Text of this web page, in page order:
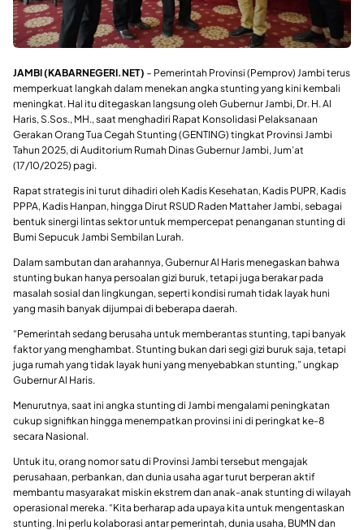
JAMBI (KABARNEGERI.NET) – Pemerintah Provinsi (Pemprov) Jambi terus
memperkuat langkah dalam menekan angka stunting yang kini kembali
meningkat. Hal itu ditegaskan langsung oleh Gubernur Jambi, Dr. H. Al
Haris, S.Sos., MH., saat menghadiri Rapat Konsolidasi Pelaksanaan
Gerakan Orang Tua Cegah Stunting (GENTING) tingkat Provinsi Jambi
Tahun 2025, di Auditorium Rumah Dinas Gubernur Jambi, Jum’at
(17/10/2025) pagi.
Rapat strategis ini turut dihadiri oleh Kadis Kesehatan, Kadis PUPR, Kadis
PPPA, Kadis Hanpan, hingga Dirut RSUD Raden Mattaher Jambi, sebagai
bentuk sinergi lintas sektor untuk mempercepat penanganan stunting di
Bumi Sepucuk Jambi Sembilan Lurah.
Dalam sambutan dan arahannya, Gubernur Al Haris menegaskan bahwa
stunting bukan hanya persoalan gizi buruk, tetapi juga berakar pada
masalah sosial dan lingkungan, seperti kondisi rumah tidak layak huni
yang masih banyak dijumpai di beberapa daerah.
“Pemerintah sedang berusaha untuk memberantas stunting, tapi banyak
faktor yang menghambat. Stunting bukan dari segi gizi buruk saja, tetapi
juga rumah yang tidak layak huni yang menyebabkan stunting,” ungkap
Gubernur Al Haris.
Menurutnya, saat ini angka stunting di Jambi mengalami peningkatan
cukup signifikan hingga menempatkan provinsi ini di peringkat ke-8
secara Nasional.
Untuk itu, orang nomor satu di Provinsi Jambi tersebut mengajak
perusahaan, perbankan, dan dunia usaha agar turut berperan aktif
membantu masyarakat miskin ekstrem dan anak-anak stunting di wilayah
operasional mereka. “Kita berharap ada upaya kita untuk mengentaskan
stunting. Ini perlu kolaborasi antar pemerintah, dunia usaha, BUMN dan